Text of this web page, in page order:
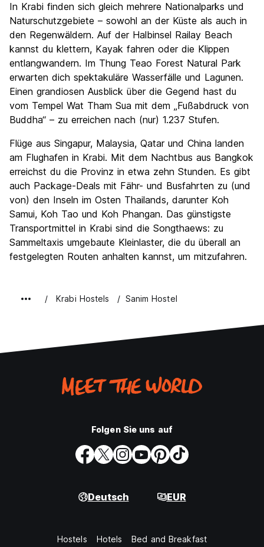
In Krabi finden sich gleich mehrere Nationalparks und
Naturschutzgebiete – sowohl an der Küste als auch in
den Regenwäldern. Auf der Halbinsel Railay Beach
kannst du klettern, Kayak fahren oder die Klippen
entlangwandern. Im Thung Teao Forest Natural Park
erwarten dich spektakuläre Wasserfälle und Lagunen.
Einen grandiosen Ausblick über die Gegend hast du
vom Tempel Wat Tham Sua mit dem „Fußabdruck von
Buddha“ – zu erreichen nach (nur) 1.237 Stufen.
Flüge aus Singapur, Malaysia, Qatar und China landen
am Flughafen in Krabi. Mit dem Nachtbus aus Bangkok
erreichst du die Provinz in etwa zehn Stunden. Es gibt
auch Package-Deals mit Fähr- und Busfahrten zu (und
von) den Inseln im Osten Thailands, darunter Koh
Samui, Koh Tao und Koh Phangan. Das günstigste
Transportmittel in Krabi sind die Songthaews: zu
Sammeltaxis umgebaute Kleinlaster, die du überall an
festgelegten Routen anhalten kannst, um mitzufahren.
Krabi Hostels Sanim Hostel
Folgen Sie uns auf
Deutsch EUR
Hostels Hotels Bed and Breakfast